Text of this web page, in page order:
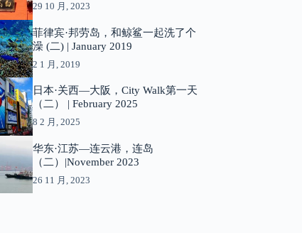
29 10 月, 2023
菲律宾·邦劳岛，和鲸鲨一起洗了个
澡 (二) | January 2019
2 1 月, 2019
日本·关西—大阪，City Walk第一天
（二） | February 2025
8 2 月, 2025
华东·江苏—连云港，连岛
（二）|November 2023
26 11 月, 2023